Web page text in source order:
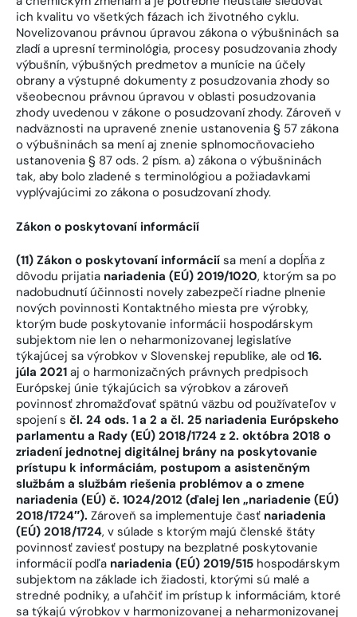
ich kvalitu vo všetkých fázach ich životného cyklu.
Novelizovanou právnou úpravou zákona o výbušninách sa
zladí a upresní terminológia, procesy posudzovania zhody
výbušnín, výbušných predmetov a munície na účely
obrany a výstupné dokumenty z posudzovania zhody so
všeobecnou právnou úpravou v oblasti posudzovania
zhody uvedenou v zákone o posudzovaní zhody. Zároveň v
nadväznosti na upravené znenie ustanovenia § 57 zákona
o výbušninách sa mení aj znenie splnomocňovacieho
ustanovenia § 87 ods. 2 písm. a) zákona o výbušninách
tak, aby bolo zladené s terminológiou a požiadavkami
vyplývajúcimi zo zákona o posudzovaní zhody.
Zákon o poskytovaní informácií
(11) Zákon o poskytovaní informácií sa mení a dopĺňa z
dôvodu prijatia nariadenia (EÚ) 2019/1020, ktorým sa po
nadobudnutí účinnosti novely zabezpečí riadne plnenie
nových povinnosti Kontaktného miesta pre výrobky,
ktorým bude poskytovanie informácii hospodárskym
subjektom nie len o neharmonizovanej legislatíve
týkajúcej sa výrobkov v Slovenskej republike, ale od 16.
júla 2021 aj o harmonizačných právnych predpisoch
Európskej únie týkajúcich sa výrobkov a zároveň
povinnosť zhromažďovať spätnú väzbu od používateľov v
spojení s čl. 24 ods. 1 a 2 a čl. 25 nariadenia Európskeho
parlamentu a Rady (EÚ) 2018/1724 z 2. októbra 2018 o
zriadení jednotnej digitálnej brány na poskytovanie
prístupu k informáciám, postupom a asistenčným
službám a službám riešenia problémov a o zmene
nariadenia (EÚ) č. 1024/2012 (ďalej len „nariadenie (EÚ)
2018/1724″). Zároveň sa implementuje časť nariadenia
(EÚ) 2018/1724, v súlade s ktorým majú členské štáty
povinnosť zaviesť postupy na bezplatné poskytovanie
informácií podľa nariadenia (EÚ) 2019/515 hospodárskym
subjektom na základe ich žiadosti, ktorými sú malé a
stredné podniky, a uľahčiť im prístup k informáciám, ktoré
sa týkajú výrobkov v harmonizovanej a neharmonizovanej